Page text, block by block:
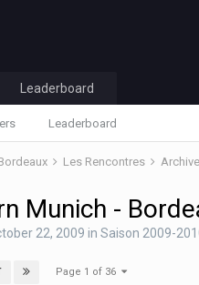
Leaderboard
Leaderboard
Les Rencontres
Munich -
22, 2009 in Saison 2009-
Page 1 of 36